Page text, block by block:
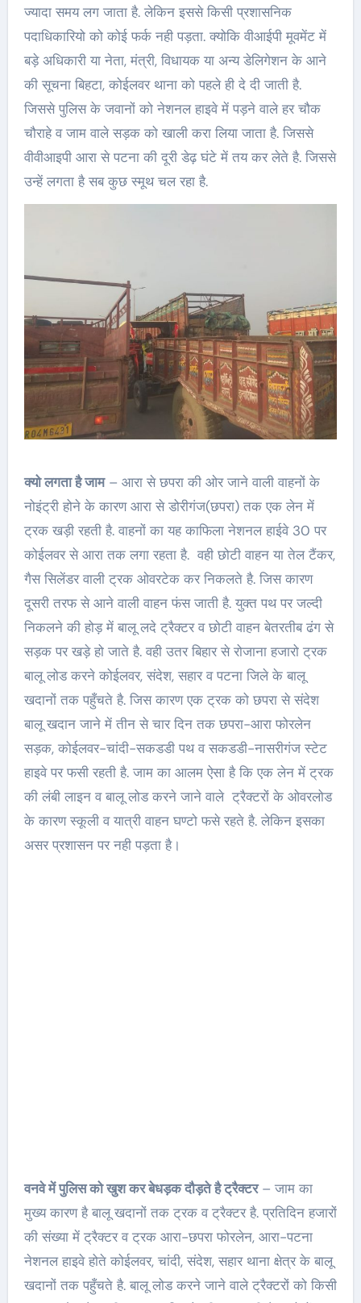
ज्यादा समय लग जाता है. लेकिन इससे किसी प्रशासनिक
पदाधिकारियो को कोई फर्क नही पड़ता. क्योकि वीआईपी मूवमेंट में
बड़े अधिकारी या नेता, मंत्री, विधायक या अन्य डेलिगेशन के आने
की सूचना बिहटा, कोईलवर थाना को पहले ही दे दी जाती है.
जिससे पुलिस के जवानों को नेशनल हाइवे में पड़ने वाले हर चौक
चौराहे व जाम वाले सड़क को खाली करा लिया जाता है. जिससे
वीवीआइपी आरा से पटना की दूरी डेढ़ घंटे में तय कर लेते है. जिससे
उन्हें लगता है सब कुछ स्मूथ चल रहा है.
क्यो लगता है जाम– आरा से छपरा की ओर जाने वाली वाहनों के
नोइंट्री होने के कारण आरा से डोरीगंज(छपरा) तक एक लेन में
ट्रक खड़ी रहती है. वाहनों का यह काफिला नेशनल हाईवे 30 पर
कोईलवर से आरा तक लगा रहता है. वही छोटी वाहन या तेल टैंकर,
गैस सिलेंडर वाली ट्रक ओवरटेक कर निकलते है. जिस कारण
दूसरी तरफ से आने वाली वाहन फंस जाती है. युक्त पथ पर जल्दी
निकलने की होड़ में बालू लदे ट्रैक्टर व छोटी वाहन बेतरतीब ढंग से
सड़क पर खड़े हो जाते है. वही उतर बिहार से रोजाना हजारो ट्रक
बालू लोड करने कोईलवर, संदेश, सहार व पटना जिले के बालू
खदानों तक पहुँचते है. जिस कारण एक ट्रक को छपरा से संदेश
बालू खदान जाने में तीन से चार दिन तक छपरा-आरा फोरलेन
सड़क, कोईलवर-चांदी-सकडडी पथ व सकडडी-नासरीगंज स्टेट
हाइवे पर फसी रहती है. जाम का आलम ऐसा है कि एक लेन में ट्रक
की लंबी लाइन व बालू लोड करने जाने वाले ट्रैक्टरों के ओवरलोड
के कारण स्कूली व यात्री वाहन घण्टो फसे रहते है. लेकिन इसका
असर प्रशासन पर नही पड़ता है।
वनवे में पुलिस को खुश कर बेधड़क दौड़ते है ट्रैक्टर– जाम का
मुख्य कारण है बालू खदानों तक ट्रक व ट्रैक्टर है. प्रतिदिन हजारों
की संख्या में ट्रैक्टर व ट्रक आरा-छपरा फोरलेन, आरा-पटना
नेशनल हाइवे होते कोईलवर, चांदी, संदेश, सहार थाना क्षेत्र के बालू
खदानों तक पहुँचते है. बालू लोड करने जाने वाले ट्रैक्टरों को किसी